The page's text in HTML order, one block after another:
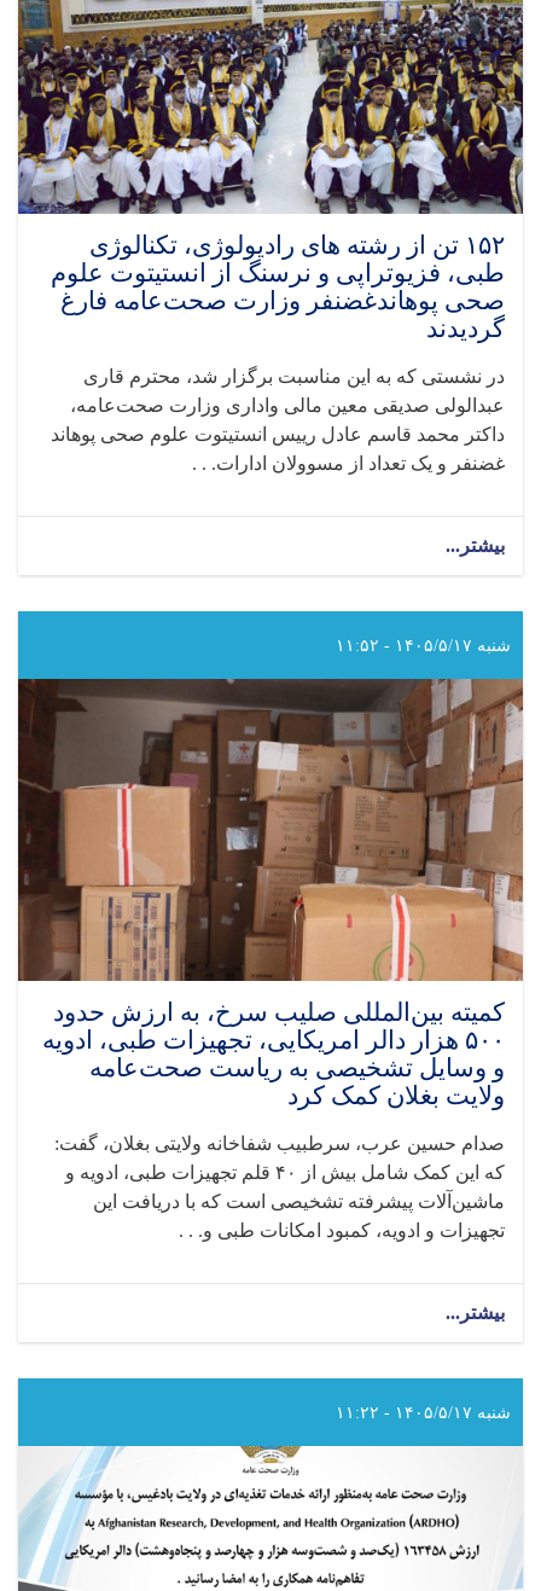
۱۵۲ تن از رشته های رادیولوژی، تکنالوژی
طبی، فزیوتراپی و نرسنگ از انستیتوت علوم
صحی پوهاندغضنفر وزارت صحت‌عامه فارغ
گردیدند
در نشستی که به این مناسبت برگزار شد، محترم قاری
عبدالولی صدیقی معین مالی واداری وزارت صحت‌عامه،
داکتر محمد قاسم عادل رییس انستیتوت علوم صحی پوهاند
غضنفر و یک تعداد از مسوولان ادارات. . .
بیشتر...
از
رشته
رادیولوژی،
تکنالوژی
طبی،
فزیوتراپی
نرسنگ
انستیتوت
علوم
صحی
پوهاندغضنفر
وزارت
صحت‌عامه
گردیدند
شنبه ۱۴۰۵/۵/۱۷ - ۱۱:۵۲
کمیته بین‌المللی صلیب سرخ، به ارزش حدود
۵۰۰ هزار دالر امریکایی، تجهیزات طبی، ادویه
و وسایل تشخیصی به ریاست صحت‌عامه
ولایت بغلان کمک کرد
صدام حسین عرب، سرطبیب شفاخانه ولایتی بغلان، گفت:
که این کمک شامل بیش از ۴۰ قلم تجهیزات طبی، ادویه و
ماشین‌آلات پیشرفته تشخیصی است که با دریافت این
تجهیزات و ادویه، کمبود امکانات طبی و. . .
بیشتر...
صلیب
سرخ،
۵۰۰
هزار
دالر
شنبه ۱۴۰۵/۵/۱۷ - ۱۱:۲۲